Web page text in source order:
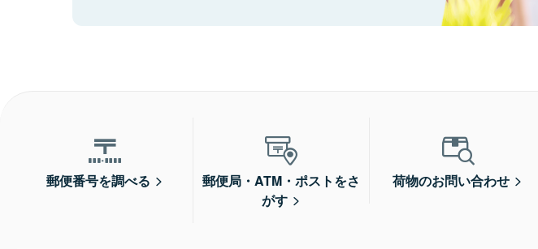
郵便番号を調べる
郵便局・ATM・ポストをさ
がす
荷物のお問い合わせ